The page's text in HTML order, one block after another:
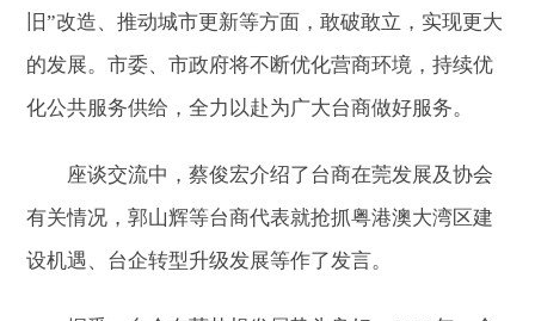
旧”改造、推动城市更新等方面，敢破敢立，实现更大
的发展。市委、市政府将不断优化营商环境，持续优
化公共服务供给，全力以赴为广大台商做好服务。
座谈交流中，蔡俊宏介绍了台商在莞发展及协会
有关情况，郭山辉等台商代表就抢抓粤港澳大湾区建
设机遇、台企转型升级发展等作了发言。